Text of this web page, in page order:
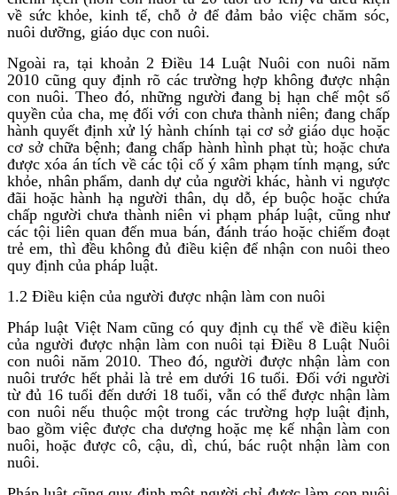
về sức khỏe, kinh tế, chỗ ở để đảm bảo việc chăm sóc,
nuôi dưỡng, giáo dục con nuôi.
Ngoài ra, tại khoản 2 Điều 14 Luật Nuôi con nuôi năm
2010 cũng quy định rõ các trường hợp không được nhận
con nuôi. Theo đó, những người đang bị hạn chế một số
quyền của cha, mẹ đối với con chưa thành niên; đang chấp
hành quyết định xử lý hành chính tại cơ sở giáo dục hoặc
cơ sở chữa bệnh; đang chấp hành hình phạt tù; hoặc chưa
được xóa án tích về các tội cố ý xâm phạm tính mạng, sức
khỏe, nhân phẩm, danh dự của người khác, hành vi ngược
đãi hoặc hành hạ người thân, dụ dỗ, ép buộc hoặc chứa
chấp người chưa thành niên vi phạm pháp luật, cũng như
các tội liên quan đến mua bán, đánh tráo hoặc chiếm đoạt
trẻ em, thì đều không đủ điều kiện để nhận con nuôi theo
quy định của pháp luật.
1.2 Điều kiện của người được nhận làm con nuôi
Pháp luật Việt Nam cũng có quy định cụ thể về điều kiện
của người được nhận làm con nuôi tại Điều 8 Luật Nuôi
con nuôi năm 2010. Theo đó, người được nhận làm con
nuôi trước hết phải là trẻ em dưới 16 tuổi. Đối với người
từ đủ 16 tuổi đến dưới 18 tuổi, vẫn có thể được nhận làm
con nuôi nếu thuộc một trong các trường hợp luật định,
bao gồm việc được cha dượng hoặc mẹ kế nhận làm con
nuôi, hoặc được cô, cậu, dì, chú, bác ruột nhận làm con
nuôi.